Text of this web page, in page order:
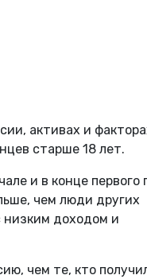
активах и
старше 18 лет.
и в конце первого
чем люди других
низким доходом и
чем те, кто